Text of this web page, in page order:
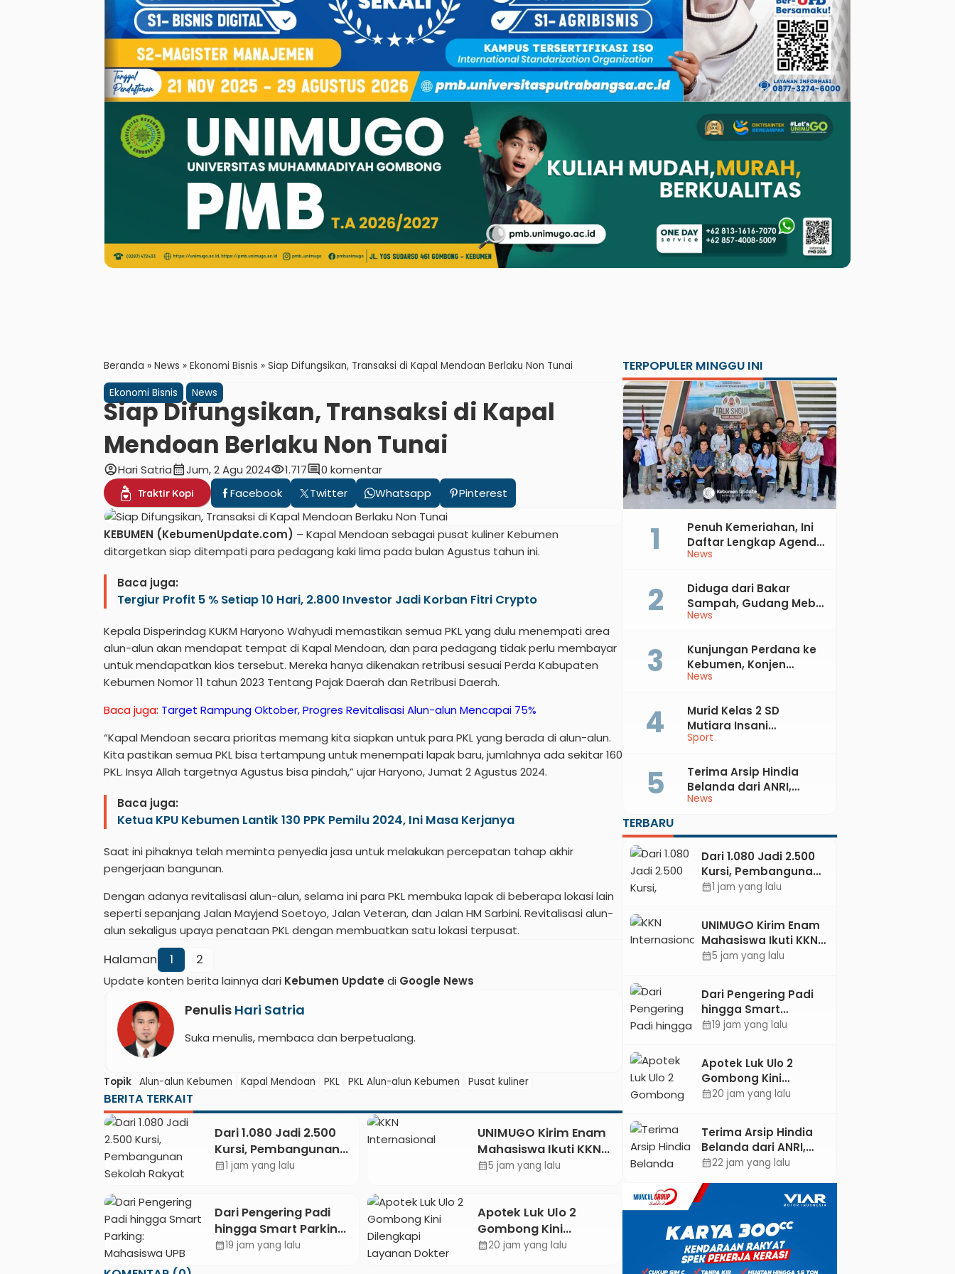
Beranda » News » Ekonomi Bisnis » Siap Difungsikan, Transaksi di Kapal Mendoan Berlaku Non Tunai
Ekonomi Bisnis
News
Siap Difungsikan, Transaksi di Kapal
Mendoan Berlaku Non Tunai
account_circleHari Satriacalendar_monthJum, 2 Agu 2024visibility1.717comment0 komentar
Traktir Kopi Facebook Twitter Whatsapp Pinterest
KEBUMEN (KebumenUpdate.com) – Kapal Mendoan sebagai pusat kuliner Kebumen
ditargetkan siap ditempati para pedagang kaki lima pada bulan Agustus tahun ini.
Baca juga:
Tergiur Profit 5 % Setiap 10 Hari, 2.800 Investor Jadi Korban Fitri Crypto
Kepala Disperindag KUKM Haryono Wahyudi memastikan semua PKL yang dulu menempati area
alun-alun akan mendapat tempat di Kapal Mendoan, dan para pedagang tidak perlu membayar
untuk mendapatkan kios tersebut. Mereka hanya dikenakan retribusi sesuai Perda Kabupaten
Kebumen Nomor 11 tahun 2023 Tentang Pajak Daerah dan Retribusi Daerah.
Baca juga: Target Rampung Oktober, Progres Revitalisasi Alun-alun Mencapai 75%
“Kapal Mendoan secara prioritas memang kita siapkan untuk para PKL yang berada di alun-alun.
Kita pastikan semua PKL bisa tertampung untuk menempati lapak baru, jumlahnya ada sekitar 160
PKL. Insya Allah targetnya Agustus bisa pindah,” ujar Haryono, Jumat 2 Agustus 2024.
Baca juga:
Ketua KPU Kebumen Lantik 130 PPK Pemilu 2024, Ini Masa Kerjanya
Saat ini pihaknya telah meminta penyedia jasa untuk melakukan percepatan tahap akhir
pengerjaan bangunan.
Dengan adanya revitalisasi alun-alun, selama ini para PKL membuka lapak di beberapa lokasi lain
seperti sepanjang Jalan Mayjend Soetoyo, Jalan Veteran, dan Jalan HM Sarbini. Revitalisasi alun-
alun sekaligus upaya penataan PKL dengan membuatkan satu lokasi terpusat.
Halaman 1 2
Update konten berita lainnya dari Kebumen Update di Google News
Penulis Hari Satria
Suka menulis, membaca dan berpetualang.
Topik Alun-alun Kebumen Kapal Mendoan PKL PKL Alun-alun Kebumen Pusat kuliner
BERITA TERKAIT
Dari 1.080 Jadi 2.500
Kursi, Pembangunan
Sekolah Rakyat
calendar_month1 jam yang lalu
UNIMUGO Kirim Enam
Mahasiswa Ikuti KKN
Internasional 2026 di
calendar_month5 jam yang lalu
Dari Pengering Padi
hingga Smart Parking:
Mahasiswa UPB Unjuk
calendar_month19 jam yang lalu
Apotek Luk Ulo 2
Gombong Kini
Dilengkapi Layanan
calendar_month20 jam yang lalu
TERPOPULER MINGGU INI
News
Penuh Kemeriahan, Ini
Daftar Lengkap Agenda
Peringatan HUT ke-81 RI
Kabupaten Kebumen
News
Diduga dari Bakar
Sampah, Gudang Mebel
di Petanahan Hangus
News
Kunjungan Perdana ke
Kebumen, Konjen
Australia Temui Bupati
Sport
Murid Kelas 2 SD
Mutiara Insani
Muhammadiyah
dan Perak di Kejurda
Tapak Suci Kebumen
2026
News
Terima Arsip Hindia
Belanda dari ANRI,
Pemkab Kebumen
Sejarah, Geopark, dan
Literasi Pertanian
TERBARU
Dari 1.080 Jadi 2.500
Kursi, Pembangunan
Sekolah Rakyat
Oktober 2026
calendar_month1 jam yang lalu
UNIMUGO Kirim Enam
Mahasiswa Ikuti KKN
Internasional 2026 di
calendar_month5 jam yang lalu
Dari Pengering Padi
hingga Smart
Parking: Mahasiswa
calendar_month19 jam yang lalu
Apotek Luk Ulo 2
Gombong Kini
Dilengkapi Layanan
calendar_month20 jam yang lalu
Terima Arsip Hindia
Belanda dari ANRI,
Pemkab Kebumen
Sejarah, Geopark,
Pertanian
calendar_month22 jam yang lalu